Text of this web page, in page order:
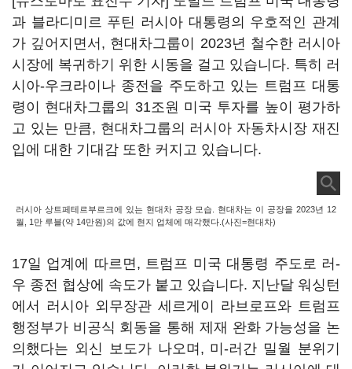
과 블라디미르 푸틴 러시아 대통령의 우호적인 관계
가 깊어지면서, 현대차그룹이 2023년 철수한 러시아
시장에 복귀하기 위한 시동을 걸고 있습니다. 특히 러
시아-우크라이나 종전을 주도하고 있는 트럼프 대통
령이 현대차그룹의 31조원 미국 투자를 높이 평가하
고 있는 만큼, 현대차그룹의 러시아 자동차시장 재진
입에 대한 기대감 또한 커지고 있습니다.
러시아 상트페테르부르크에 있는 현대차 공장 모습. 현대차는 이 공장을 2023년 12
월, 1만 루블(약 14만원)의 값에 현지 업체에 매각했다.(사진=현대차)
17일 업계에 따르면, 트럼프 미국 대통령 주도로 러-
우 종전 협상에 속도가 붙고 있습니다. 지난달 워싱턴
에서 러시아 외무장관 세르게이 라브로프와 트럼프
행정부가 비공식 회동을 통해 제재 완화 가능성을 논
의했다는 외신 보도가 나오며, 미-러간 밀월 분위기